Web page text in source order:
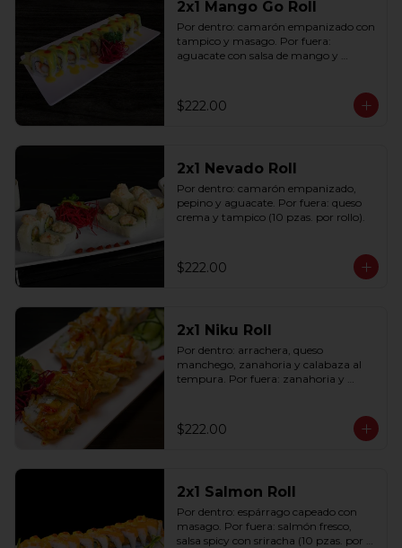
2x1 Mango Go Roll
Por dentro: camarón empanizado con
tampico y masago. Por fuera:
aguacate con salsa de mango y
$222.00
2x1 Nevado Roll
Por dentro: camarón empanizado,
pepino y aguacate. Por fuera: queso
crema y tampico (10 pzas. por rollo).
$222.00
2x1 Niku Roll
Por dentro: arrachera, queso
manchego, zanahoria y calabaza al
tempura. Por fuera: zanahoria y
$222.00
2x1 Salmon Roll
Por dentro: espárrago capeado con
masago. Por fuera: salmón fresco,
salsa spicy con sriracha (10 pzas. por